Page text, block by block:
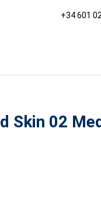
+34 601
Skin 02